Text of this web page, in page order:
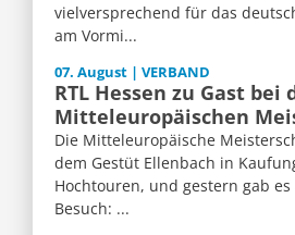
vielversprechend für das
am Vormi...
07. August | VERBAND
RTL Hessen zu Gast bei
Mitteleuropäischen
Die Mitteleuropäische
dem Gestüt Ellenbach in
Hochtouren, und gestern gab
Besuch: ...